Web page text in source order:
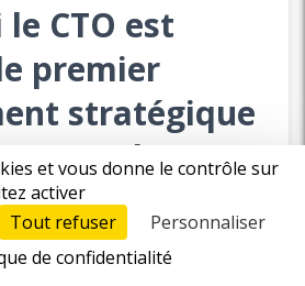
CTO est
premier
stratégique
tech
#Associé développeur
et vous donne le contrôle sur
activer
Tout refuser
Personnaliser
de confidentialité